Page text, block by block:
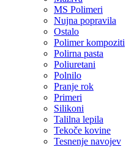
MS Polimeri
Nujna popravila
Ostalo
Polimer kompoziti
Polirna pasta
Poliuretani
Polnilo
Pranje rok
Primeri
Silikoni
Talilna lepila
Tekoče kovine
Tesnenje navojev